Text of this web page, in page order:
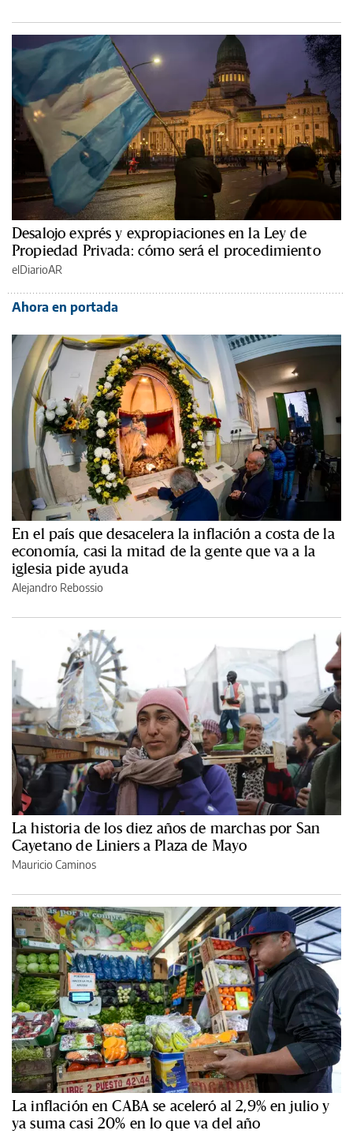
Desalojo exprés y expropiaciones en la Ley de
Propiedad Privada: cómo será el procedimiento
elDiarioAR
Ahora en portada
En el país que desacelera la inflación a costa de la
economía, casi la mitad de la gente que va a la
iglesia pide ayuda
Alejandro Rebossio
La historia de los diez años de marchas por San
Cayetano de Liniers a Plaza de Mayo
Mauricio Caminos
La inflación en CABA se aceleró al 2,9% en julio y
ya suma casi 20% en lo que va del año